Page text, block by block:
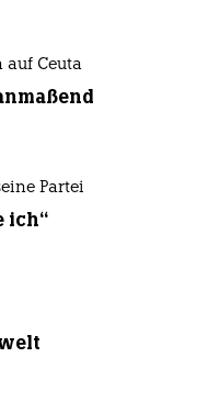
auf Ceuta
Partei
ich“